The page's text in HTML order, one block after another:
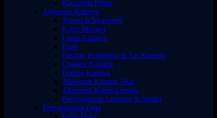
Kacamata Pintar
Aksesoris Kamera
Tripod & Monopod
Kartu Memori
Lensa Kamera
Flash
Sarung, Pelindung & Tas Kamera
Charger Kamera
Baterai Kamera
Aksesoris Kamera Aksi
Aksesoris Kamera Instan
Perlengkapan Lighting & Studio
Penyimpanan Data
Flash Drive